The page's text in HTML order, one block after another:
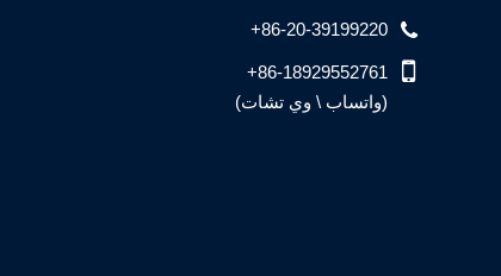
+86-20-39199220
+86-18929552761
(واتساب \ وي تشات)